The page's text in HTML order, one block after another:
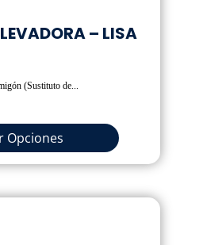
– LISA
(Sustituto de...
Opciones